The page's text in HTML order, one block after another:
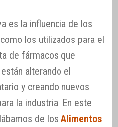
es la influencia de los
como los utilizados para el
de fármacos que
alterando el
y creando nuevos
la industria. En este
de los Alimentos